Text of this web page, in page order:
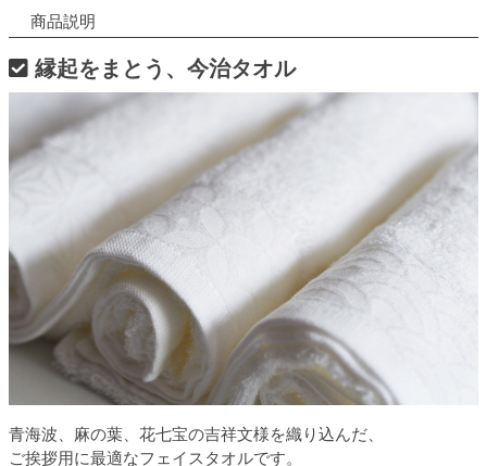
商品説明
縁起をまとう、今治タオル
青海波、麻の葉、花七宝の吉祥文様を織り込んだ、
ご挨拶用に最適なフェイスタオルです。